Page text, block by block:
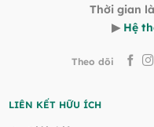
Thời gian
▶ Hệ
Theo dõi
LIÊN KẾT HỮU ÍCH